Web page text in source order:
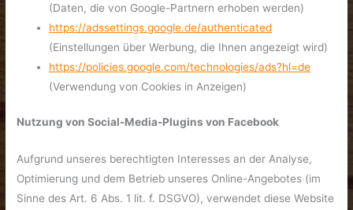
(Daten, die von Google-Partnern erhoben werden)
https://adssettings.google.de/authenticated
(Einstellungen über Werbung, die Ihnen angezeigt wird)
https://policies.google.com/technologies/ads?hl=de
(Verwendung von Cookies in Anzeigen)
Nutzung von Social-Media-Plugins von Facebook
Aufgrund unseres berechtigten Interesses an der Analyse,
Optimierung und dem Betrieb unseres Online-Angebotes (im
Sinne des Art. 6 Abs. 1 lit. f. DSGVO), verwendet diese Website